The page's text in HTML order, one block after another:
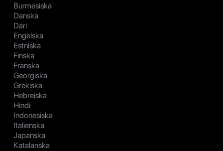
Burmesiska
Danska
Dari
Engelska
Estniska
Finska
Franska
Georgiska
Grekiska
Hebreiska
Hindi
Indonesiska
Italienska
Japanska
Katalanska